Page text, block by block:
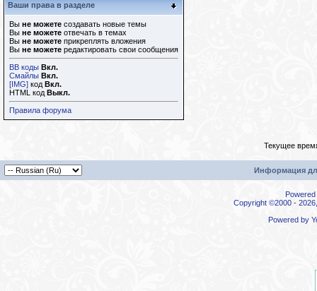
Ваши права в разделе
Вы не можете создавать новые темы
Вы не можете отвечать в темах
Вы не можете прикреплять вложения
Вы не можете редактировать свои сообщения
BB коды Вкл.
Смайлы Вкл.
[IMG] код Вкл.
HTML код Выкл.
Правила форума
Текущее
Информация
Copyright ©2000 -
Powered by